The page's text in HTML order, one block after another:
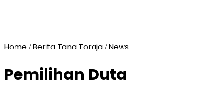
Home / Berita Tana Toraja / News
Pemilihan Duta